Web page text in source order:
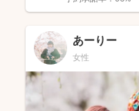
あーりー
女性